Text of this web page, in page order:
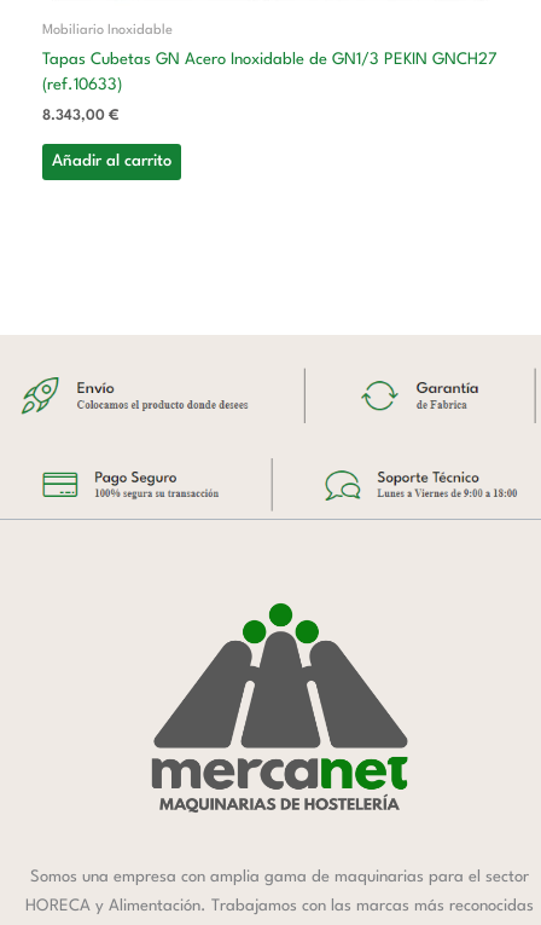
Mobiliario Inoxidable
Tapas Cubetas GN Acero Inoxidable de GN1/3 PEKIN GNCH27
(ref.10633)
8.343,00 €
Añadir al carrito
Somos una empresa con amplia gama de maquinarias para el sector
HORECA y Alimentación. Trabajamos con las marcas más reconocidas